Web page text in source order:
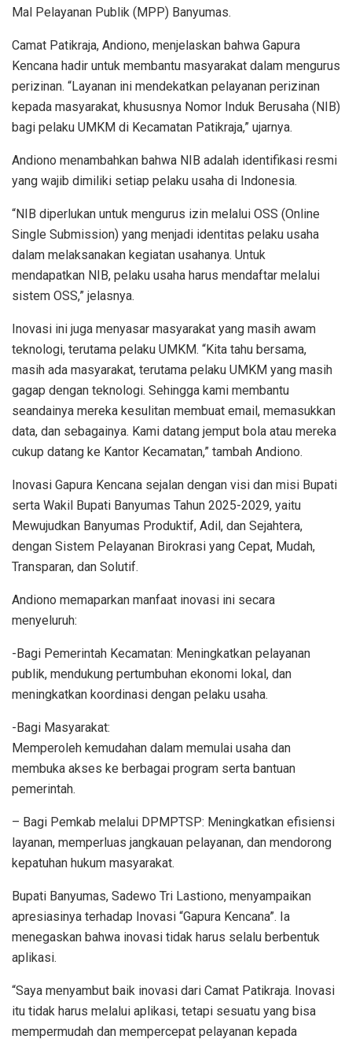
Mal Pelayanan Publik (MPP) Banyumas.
Camat Patikraja, Andiono, menjelaskan bahwa Gapura
Kencana hadir untuk membantu masyarakat dalam mengurus
perizinan. “Layanan ini mendekatkan pelayanan perizinan
kepada masyarakat, khususnya Nomor Induk Berusaha (NIB)
bagi pelaku UMKM di Kecamatan Patikraja,” ujarnya.
Andiono menambahkan bahwa NIB adalah identifikasi resmi
yang wajib dimiliki setiap pelaku usaha di Indonesia.
“NIB diperlukan untuk mengurus izin melalui OSS (Online
Single Submission) yang menjadi identitas pelaku usaha
dalam melaksanakan kegiatan usahanya. Untuk
mendapatkan NIB, pelaku usaha harus mendaftar melalui
sistem OSS,” jelasnya.
Inovasi ini juga menyasar masyarakat yang masih awam
teknologi, terutama pelaku UMKM. “Kita tahu bersama,
masih ada masyarakat, terutama pelaku UMKM yang masih
gagap dengan teknologi. Sehingga kami membantu
seandainya mereka kesulitan membuat email, memasukkan
data, dan sebagainya. Kami datang jemput bola atau mereka
cukup datang ke Kantor Kecamatan,” tambah Andiono.
Inovasi Gapura Kencana sejalan dengan visi dan misi Bupati
serta Wakil Bupati Banyumas Tahun 2025-2029, yaitu
Mewujudkan Banyumas Produktif, Adil, dan Sejahtera,
dengan Sistem Pelayanan Birokrasi yang Cepat, Mudah,
Transparan, dan Solutif.
Andiono memaparkan manfaat inovasi ini secara
menyeluruh:
-Bagi Pemerintah Kecamatan: Meningkatkan pelayanan
publik, mendukung pertumbuhan ekonomi lokal, dan
meningkatkan koordinasi dengan pelaku usaha.
-Bagi Masyarakat:
Memperoleh kemudahan dalam memulai usaha dan
membuka akses ke berbagai program serta bantuan
pemerintah.
– Bagi Pemkab melalui DPMPTSP: Meningkatkan efisiensi
layanan, memperluas jangkauan pelayanan, dan mendorong
kepatuhan hukum masyarakat.
Bupati Banyumas, Sadewo Tri Lastiono, menyampaikan
apresiasinya terhadap Inovasi “Gapura Kencana”. Ia
menegaskan bahwa inovasi tidak harus selalu berbentuk
aplikasi.
“Saya menyambut baik inovasi dari Camat Patikraja. Inovasi
itu tidak harus melalui aplikasi, tetapi sesuatu yang bisa
mempermudah dan mempercepat pelayanan kepada